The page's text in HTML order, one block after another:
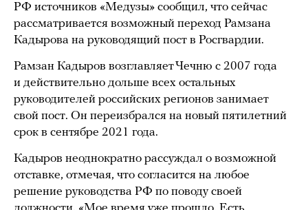
РФ источников «Медузы» сообщил, что сейчас
рассматривается возможный переход Рамзана
Кадырова на руководящий пост в Росгвардии.
Рамзан Кадыров возглавляет Чечню с 2007 года
и действительно дольше всех остальных
руководителей российских регионов занимает
свой пост. Он переизбрался на новый пятилетний
срок в сентябре 2021 года.
Кадыров неоднократно рассуждал о возможной
отставке, отмечая, что согласится на любое
решение руководства РФ по поводу своей